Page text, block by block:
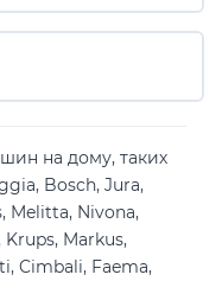
на дому, таких
Bosch, Jura,
Melitta, Nivona,
Markus,
Cimbali, Faema,